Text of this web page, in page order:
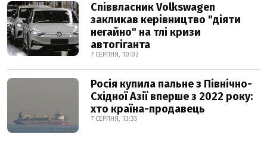
Співвласник Volkswagen
закликав керівництво "діяти
негайно" на тлі кризи
автогіганта
7 СЕРПНЯ, 10:02
Росія купила пальне з Північно-
Східної Азії вперше з 2022 року:
хто країна-продавець
7 СЕРПНЯ, 13:35